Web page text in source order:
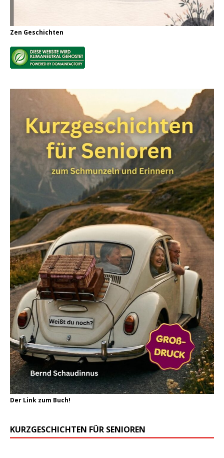
Zen Geschichten
Der Link zum Buch!
KURZGESCHICHTEN FÜR SENIOREN